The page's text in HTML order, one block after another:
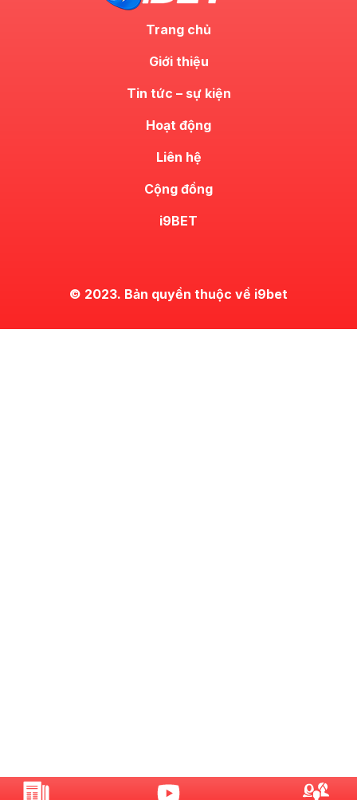
Trang chủ
Giới thiệu
Tin tức – sự kiện
Hoạt động
Liên hệ
Cộng đồng
i9BET
© 2023. Bản quyền thuộc về i9bet